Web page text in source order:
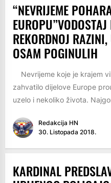
“NEVRIJEME
REKORDNOJ
OSAM POGINULIH
Nevrijeme koje je krajem
zahvatilo dijelove Europe
uzelo i nekoliko života.
Redakcija HN
30. Listopada 2018.
KARDINAL